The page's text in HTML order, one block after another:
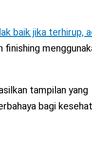
baik jika terhirup,
finishing
tampilan yang
bagi